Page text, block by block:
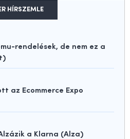
HÍRSZEMLE
rendelések, de nem ez a
az Ecommerce Expo
a Klarna (Alza)